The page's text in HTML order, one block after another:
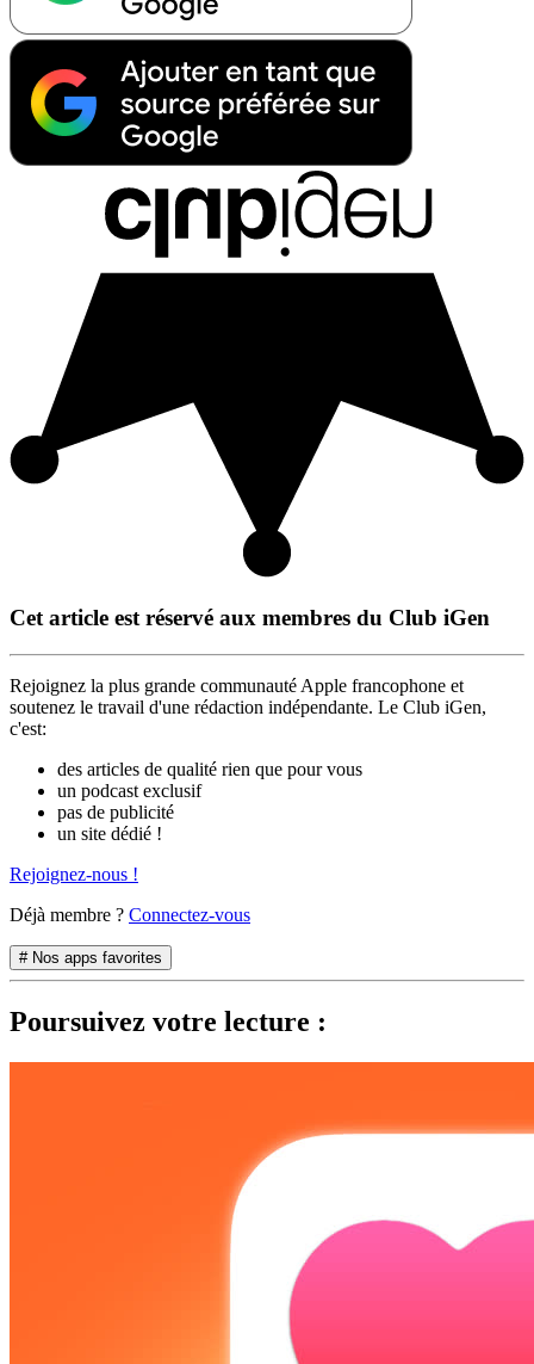
Cet article est réservé aux membres du Club iGen
Rejoignez la plus grande communauté Apple francophone et
soutenez le travail d'une rédaction indépendante. Le Club iGen,
c'est:
des articles de qualité rien que pour vous
un podcast exclusif
pas de publicité
un site dédié !
Rejoignez-nous !
Déjà membre ? Connectez-vous
# Nos apps favorites
Poursuivez votre lecture :